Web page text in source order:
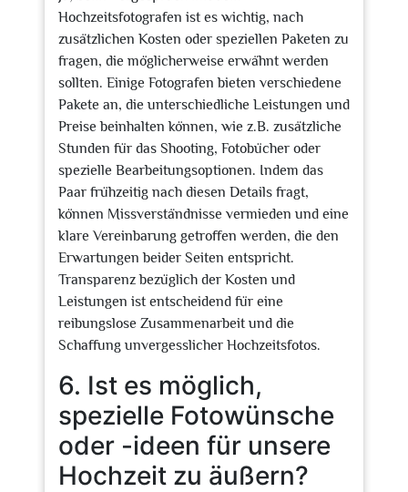
Hochzeitsfotografen ist es wichtig, nach
zusätzlichen Kosten oder speziellen Paketen zu
fragen, die möglicherweise erwähnt werden
sollten. Einige Fotografen bieten verschiedene
Pakete an, die unterschiedliche Leistungen und
Preise beinhalten können, wie z.B. zusätzliche
Stunden für das Shooting, Fotobücher oder
spezielle Bearbeitungsoptionen. Indem das
Paar frühzeitig nach diesen Details fragt,
können Missverständnisse vermieden und eine
klare Vereinbarung getroffen werden, die den
Erwartungen beider Seiten entspricht.
Transparenz bezüglich der Kosten und
Leistungen ist entscheidend für eine
reibungslose Zusammenarbeit und die
Schaffung unvergesslicher Hochzeitsfotos.
6. Ist es möglich,
spezielle Fotowünsche
oder -ideen für unsere
Hochzeit zu äußern?